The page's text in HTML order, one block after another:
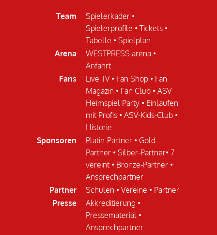
Team Spielerkader •
Spielerprofile • Tickets •
Tabelle • Spielplan
Arena
WESTPRESS arena •
Anfahrt
Fans
Live TV• Fan Shop • Fan
Magazin • Fan Club • ASV
Heimspiel Party • Einlaufen
mit Profis • ASV-Kids-Club •
Historie
Sponsoren
Platin-Partner • Gold-
Partner • Silber-Partner• 7
vereint • Bronze-Partner •
Ansprechpartner
Partner
Schulen • Vereine • Partner
Presse
Akkreditierung •
Pressematerial •
Ansprechpartner